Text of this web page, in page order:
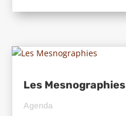
Les Mesnographies
Agenda